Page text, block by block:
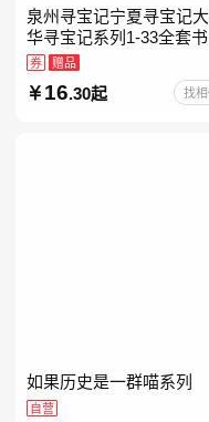
泉州寻宝记宁夏寻宝记
华寻宝记系列1-33全套书
册【含新书宁夏寻宝记】
当自营正版6-12岁新疆
广东福建河北黑
券 赠品
16.30起 找相
如果历史是一群喵系列
自营